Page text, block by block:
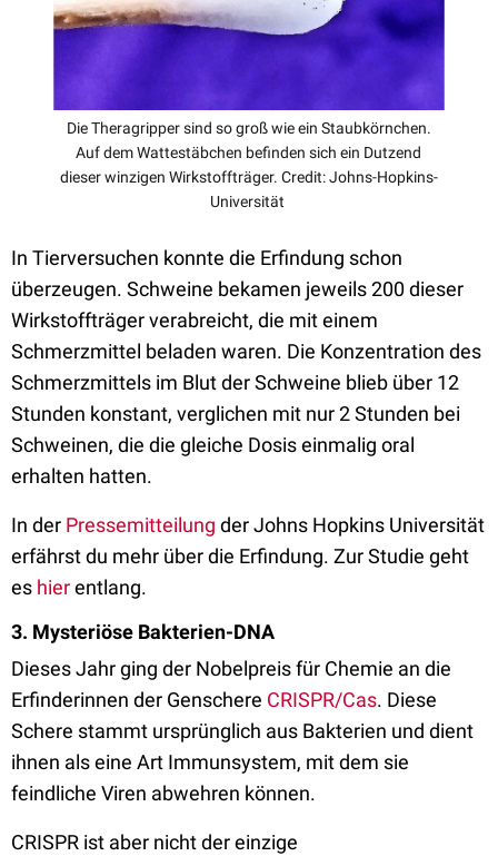
Die Theragripper sind so groß wie ein Staubkörnchen.
Auf dem Wattestäbchen befinden sich ein Dutzend
dieser winzigen Wirkstoffträger. Credit: Johns-Hopkins-
Universität
In Tierversuchen konnte die Erfindung schon
überzeugen. Schweine bekamen jeweils 200 dieser
Wirkstoffträger verabreicht, die mit einem
Schmerzmittel beladen waren. Die Konzentration des
Schmerzmittels im Blut der Schweine blieb über 12
Stunden konstant, verglichen mit nur 2 Stunden bei
Schweinen, die die gleiche Dosis einmalig oral
erhalten hatten.
In der Pressemitteilung der Johns Hopkins Universität
erfährst du mehr über die Erfindung. Zur Studie geht
es hierentlang.
3. Mysteriöse Bakterien-DNA
Dieses Jahr ging der Nobelpreis für Chemie an die
Erfinderinnen der Genschere CRISPR/Cas. Diese
Schere stammt ursprünglich aus Bakterien und dient
ihnen als eine Art Immunsystem, mit dem sie
feindliche Viren abwehren können.
CRISPR ist aber nicht der einzige